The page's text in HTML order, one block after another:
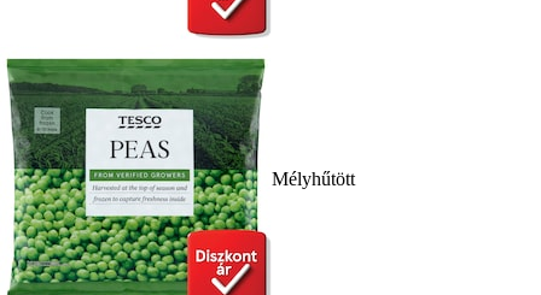
Mélyhűtött